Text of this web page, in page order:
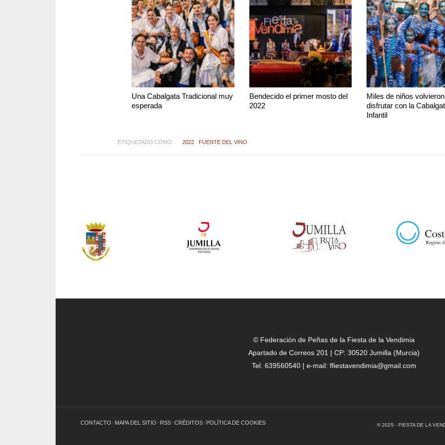
Una Cabalgata Tradicional muy
esperada
Bendecido el primer mosto del
2022
Miles de niños
disfrutar con la
Infantil
ETIQUETADO COMO: 2022 FUENTE DEL VINO
© Federación de Peñas de la Fiesta de la Vendimia
Apartado de Correos 201 | CP: 30520 Jumilla (Murcia)
Tel. 639560540 | e-mail: ffiestavendimia@gmail.com
CONTACTO MAPA DEL SITIO RSS CRÉDITOS POLÍTICA DE COOKIES © 2025 - FIESTA DE LA